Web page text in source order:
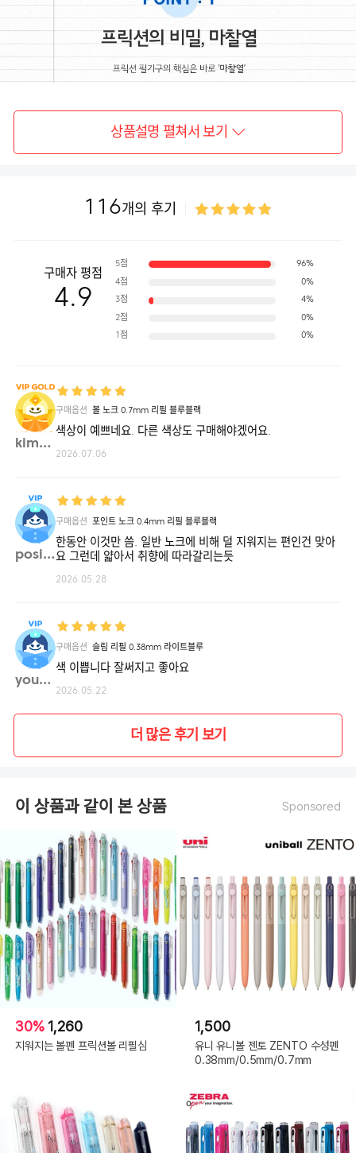
상품설명 펼쳐서 보기
116개의 후기
구매자 평점
4.9
5점 96%
4점 0%
3점 4%
2점 0%
1점 0%
kimha**
구매옵션 볼 노크 0.7mm 리필 블루블랙
색상이 예쁘네요. 다른 색상도 구매해야겠어요.
2026.07.06
posip**
구매옵션 포인트 노크 0.4mm 리필 블루블랙
한동안 이것만 씀. 일반 노크에 비해 덜 지워지는 편인건 맞아
요 그런데 얇아서 취향에 따라갈리는듯
2026.05.28
young**
구매옵션 슬림 리필 0.38mm 라이트블루
색 이쁩니다 잘써지고 좋아요
2026.05.22
더 많은 후기 보기
이 상품과 같이 본 상품 Sponsored
30% 1,260
지워지는 볼펜 프릭션볼 리필심
1,500
유니 유니볼 젠토 ZENTO 수성펜
0.38mm/0.5mm/0.7mm